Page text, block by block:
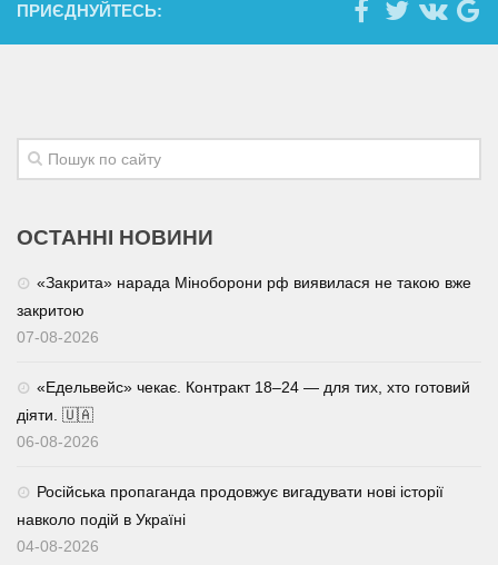
ПРИЄДНУЙТЕСЬ:
ОСТАННІ НОВИНИ
«Закрита» нарада Міноборони рф виявилася не такою вже
закритою
07-08-2026
«Едельвейс» чекає. Контракт 18–24 — для тих, хто готовий
діяти. 🇺🇦
06-08-2026
Російська пропаганда продовжує вигадувати нові історії
навколо подій в Україні
04-08-2026